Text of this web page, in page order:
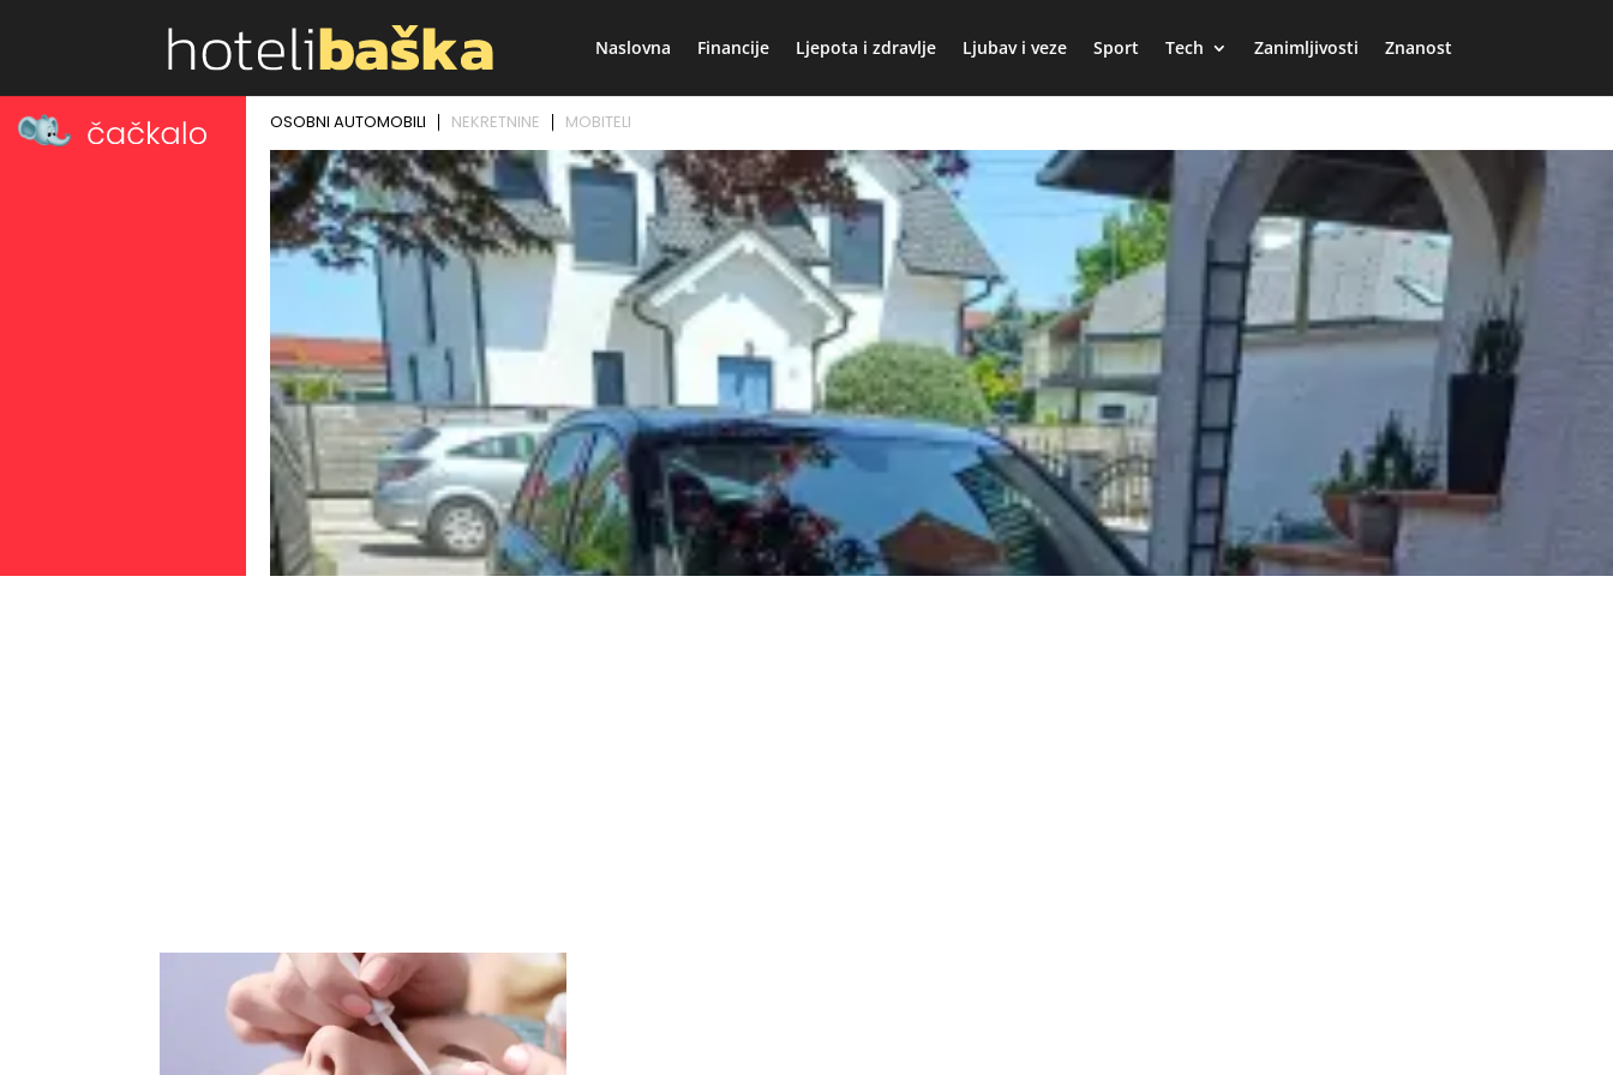
Naslovna Financije Ljepota i zdravlje Ljubav i veze Sport Tech Zanimljivosti Znanost